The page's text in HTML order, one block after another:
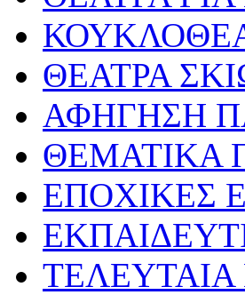
ΘΕΑΤΡΑ
ΑΦΗΓΗΣΗ
ΘΕΜΑΤΙΚΑ
ΕΠΟΧΙΚΕΣ